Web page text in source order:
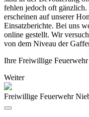
fehlen jedoch oft
erscheinen auf unserer
Einsatzberichte. Bei uns
online gestellt. Wir
von dem Niveau der
Ihre Freiwillige
Weiter
Freiwillige Feuerwehr